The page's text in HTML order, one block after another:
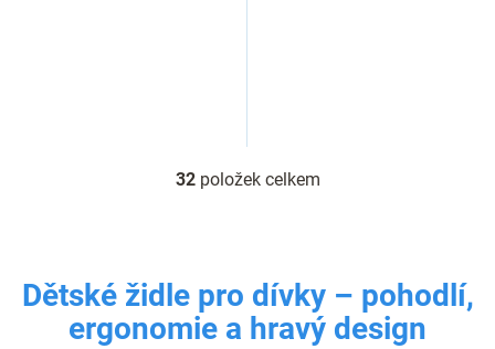
O
a
c
í
32položek celkem
Dětské židle pro dívky – pohodlí,
ergonomie a hravý design